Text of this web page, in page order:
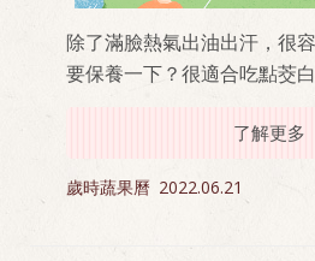
除了滿臉熱氣出油出汗，很
要保養一下？很適合吃點茭白
了解更多
歲時蔬果曆 2022.06.21